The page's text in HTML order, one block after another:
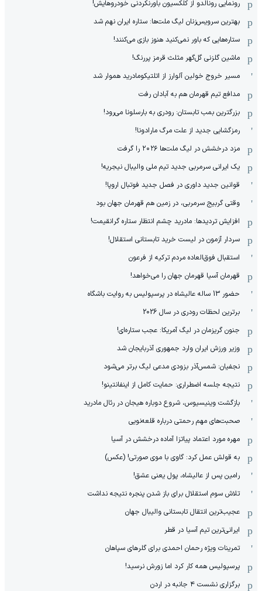
رونمایی رونالدو از کلکسیون باورنکردنی خودروهایش!
بهترین سرویس‌زنان لیگ ملت‌ها: ستاره ایران نهم شد
ستاره‌هایی که باور نمی‌کنید هنوز بازی می‌کنند!
ماشین گلزنی گل‌گهر مثلث قرمز پررنگ!
مسیر خروج خولین آلوارز از اتلتیکومادرید هموار شد
مدافع تیم قهرمان هم به آبادان رفت
بزرگترین بمب تابستان: رودری به بارسلونا می‌رود!
رمزگشایی جدید از علت مرگ مارادونا!
مزد درخشش در لیگ ملت‌ها ٢٠٢۶ را گرفت
یک ایرانی سرمربی جدید تیم ملی والیبال نیجریه!
قوانین جدید داوری در فصل جدید فوتبال اروپا!
وقتی گربیج سرمربی، در زمین هم قهرمان جهان بود
افزایش تردیدها: مادرید چشم انتظار ستاره گرانقیمت!
سردار آزمون در لیست خرید تابستانی استقلال!
استقبال فوق‌‌العاده مردم ترکیه از فرعون
قهرمان آسیا قهرمان جهان را می‌خواهد!
حضور 13 ساله عالیشاه در پرسپولیس به روایت باشگاه
برترین لحظات رودری در سال 2026
جنون گریزمان در لیگ آمریکا: عجب ستاره‌ای!
وزیر ورزش ایران وارد جمهوری آذربایجان شد
نجفیان: شمس‌آذر بزودی مدعی لیگ برتر می‌شود
نتیجه جلسه اضطراری: حمایت کامل از اینفانتینو!
بازگشت وینیسیوس، شروع دوباره هیجان در رئال مادرید
صحبت‌های مهم رحمتی درباره قلعه‌نویی
مهره مورد اعتماد پیاتزا آماده درخشش در آسیا
به قولش عمل کرد: گاوی با موی صورتی! (عکس)
رامین پس از عالیشاه، پول یعنی عشق!
تلاش سوم استقلال برای باز شدن پنجره نتیجه نداشت
عجیب‌ترین انتقال تابستانی والیبال جهان
ایرانی‌ترین تیم آسیا در قطر
تمرینات ویژه رحمان احمدی برای گلرهای سپاهان
پرسپولیس همه کار کرد اما زورش نرسید!
برگزاری نشست ۴ جانبه در اردن